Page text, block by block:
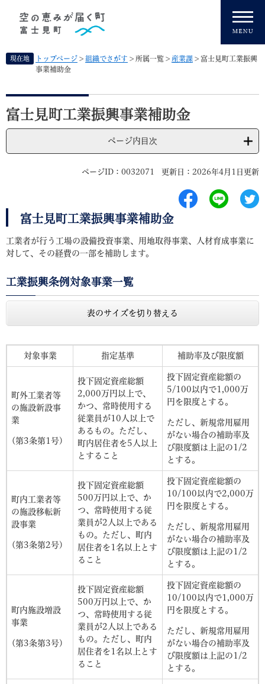
先
す
現在地 トップページ > 組織でさがす > 所属一覧 > 産業課 > 富士見町工業振興
事業補助金
本
文
富士見町工業振興事業補助金
ページ内目次
ページID：0032071 更新日：2026年4月1日更新
富士見町工業振興事業補助金
工業者が行う工場の設備投資事業、用地取得事業、人材育成事業に
対して、その経費の一部を補助します。
工業振興条例対象事業一覧
表のサイズを切り替える
対象事業 指定基準 補助率及び限度額
町外工業者等
の施設新設事
業
(第3条第1号)
投下固定資産総額
2,000万円以上で、
かつ、常時使用する
従業員が10人以上で
あるもの。ただし、
町内居住者を5人以上
とすること
投下固定資産総額の
5/100以内で1,000万
円を限度とする。
ただし、新規常用雇用
がない場合の補助率及
び限度額は上記の1/2
とする。
町内工業者等
の施設移転新
設事業
(第3条第2号)
投下固定資産総額
500万円以上で、か
つ、常時使用する従
業員が2人以上である
もの。ただし、町内
居住者を1名以上とす
ること
投下固定資産総額の
10/100以内で2,000万
円を限度とする。
ただし、新規常用雇用
がない場合の補助率及
び限度額は上記の1/2
とする。
町内施設増設
事業
(第3条第3号)
投下固定資産総額
500万円以上で、か
つ、常時使用する従
業員が2人以上である
もの。ただし、町内
居住者を1名以上とす
ること
投下固定資産総額の
10/100以内で1,000万
円を限度とする。
ただし、新規常用雇用
がない場合の補助率及
び限度額は上記の1/2
とする。